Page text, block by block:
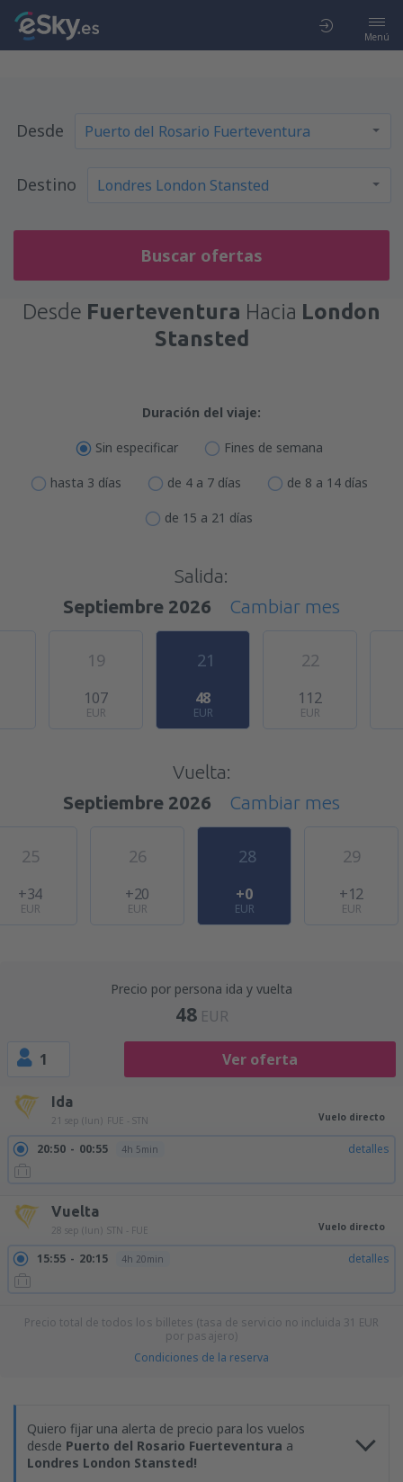
Menú
Desde
Destino
Buscar ofertas
Desde Fuerteventura Hacia London
Stansted
Duración del viaje:
Sin especificar Fines de semana
hasta 3 días de 4 a 7 días de 8 a 14 días
de 15 a 21 días
Salida:
Septiembre 2026
Cambiar mes
19
107
EUR
21
48
EUR
22
112
EUR
Vuelta:
Septiembre 2026
Cambiar mes
25
+34
EUR
26
+20
EUR
28
+0
EUR
29
+12
EUR
Precio por persona ida y vuelta
48 EUR
1 Ver oferta
Ida
21 sep (lun) FUE - STN Vuelo directo
20:50 00:55 4h 5min detalles
Vuelta
28 sep (lun) STN - FUE Vuelo directo
15:55 20:15 4h 20min detalles
Precio total de todos los billetes (tasa de servicio no incluida 31 EUR
por pasajero)
Condiciones de la reserva
Quiero fijar una alerta de precio para los vuelos
desde Puerto del Rosario Fuerteventura a
Londres London Stansted!